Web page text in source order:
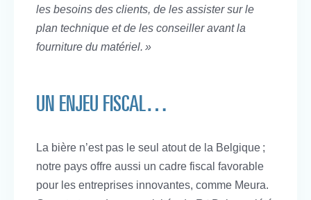
les besoins des clients, de les assister sur le
plan technique et de les conseiller avant la
fourniture du matériel. »
UN ENJEU FISCAL…
La bière n’est pas le seul atout de la Belgique ;
notre pays offre aussi un cadre fiscal favorable
pour les entreprises innovantes, comme Meura.